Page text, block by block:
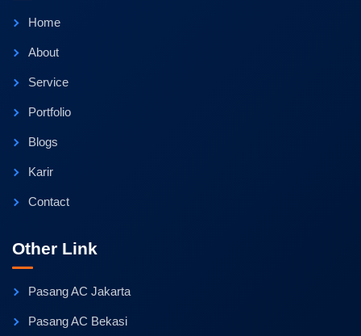
Home
About
Service
Portfolio
Blogs
Karir
Contact
Other Link
Pasang AC Jakarta
Pasang AC Bekasi